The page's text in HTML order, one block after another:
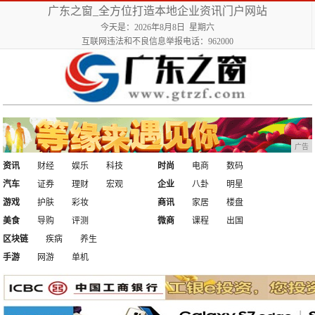
广东之窗_全方位打造本地企业资讯门户网站
今天是：2026年8月8日 星期六
互联网违法和不良信息举报电话：962000
广告
资讯 财经 娱乐
科技
汽车
证券 理财 宏观
时尚 电商
数码
企业
八卦
明星
游戏
护肤
彩妆
美食
导购 评测
商讯 家居
楼盘
微商
课程
出国
区块链
疾病
养生
手游
网游 单机